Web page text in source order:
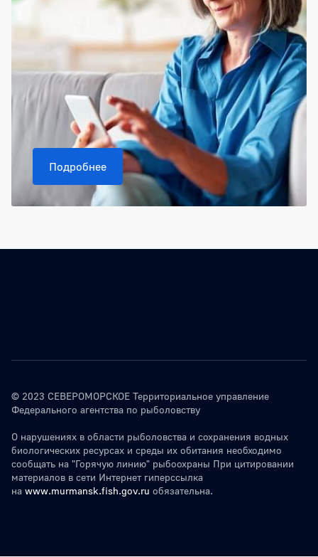
Подробнее
© 2023 СЕВЕРОМОРСКОЕ Территориальное управление
Федерального агентства по рыболовству
О нарушениях в области рыболовства и сохранения водных
биологических ресурсах и среды их обитания необходимо
сообщать на "Горячую линию" рыбоохраны При цитировании
материалов в сети Интернет гиперссылка
на www.murmansk.fish.gov.ru обязательна.